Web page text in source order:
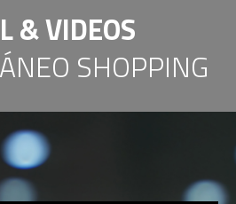
& VIDEOS
SHOPPING